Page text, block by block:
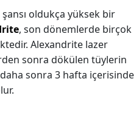
şansı oldukça yüksek bir
, son dönemlerde birçok
Alexandrite lazer
sonra dökülen tüylerin
sonra 3 hafta içerisinde